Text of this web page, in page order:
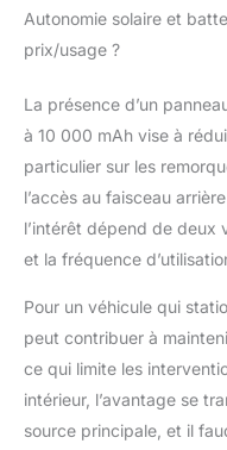
Autonomie solaire et
prix/usage ?
La présence d’un
à 10 000 mAh vise à
particulier sur les
l’accès au faisceau
l’intérêt dépend de deux
et la fréquence
Pour un véhicule qui
peut contribuer à
ce qui limite les
intérieur, l’avantage se
source principale, et il